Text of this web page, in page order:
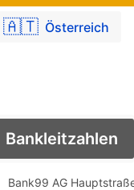
🇦🇹 Österreich
Bankleitzahlen
Bank99 AG